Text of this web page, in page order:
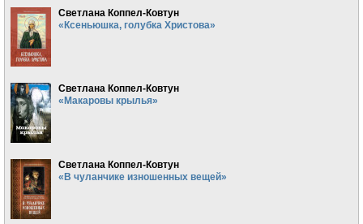
Светлана Коппел-Ковтун
«Ксеньюшка, голубка Христова»
Светлана Коппел-Ковтун
«Макаровы крылья»
Светлана Коппел-Ковтун
«В чуланчике изношенных вещей»